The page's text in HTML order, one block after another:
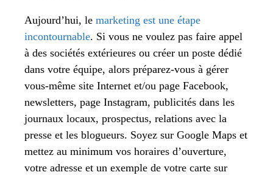
Aujourd’hui, le marketing est une étape
incontournable. Si vous ne voulez pas faire appel
à des sociétés extérieures ou créer un poste dédié
dans votre équipe, alors préparez-vous à gérer
vous-même site Internet et/ou page Facebook,
newsletters, page Instagram, publicités dans les
journaux locaux, prospectus, relations avec la
presse et les blogueurs. Soyez sur Google Maps et
mettez au minimum vos horaires d’ouverture,
votre adresse et un exemple de votre carte sur